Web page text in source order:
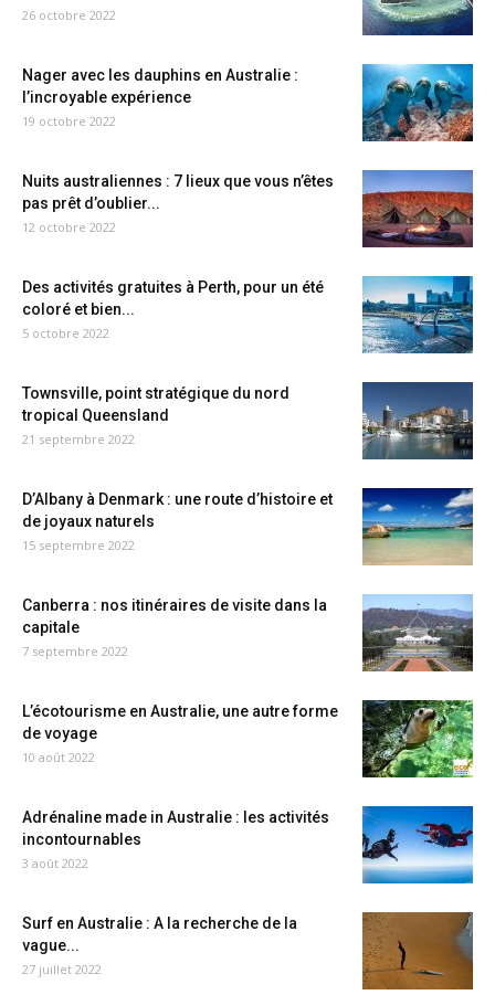
26 octobre 2022
Nager avec les dauphins en Australie :
l’incroyable expérience
19 octobre 2022
Nuits australiennes : 7 lieux que vous n’êtes
pas prêt d’oublier...
12 octobre 2022
Des activités gratuites à Perth, pour un été
coloré et bien...
5 octobre 2022
Townsville, point stratégique du nord
tropical Queensland
21 septembre 2022
D’Albany à Denmark : une route d’histoire et
de joyaux naturels
15 septembre 2022
Canberra : nos itinéraires de visite dans la
capitale
7 septembre 2022
L’écotourisme en Australie, une autre forme
de voyage
10 août 2022
Adrénaline made in Australie : les activités
incontournables
3 août 2022
Surf en Australie : A la recherche de la
vague...
27 juillet 2022